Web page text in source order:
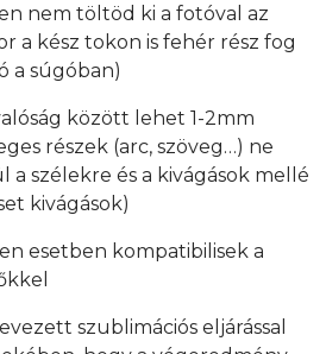
nem töltöd ki a fotóval az
a kész tokon is fehér rész fog
a súgóban)
között lehet 1-2mm
részek (arc, szöveg…) ne
szélekre és a kivágások mellé
kivágások)
esetben kompatibilisek a
szublimációs eljárással